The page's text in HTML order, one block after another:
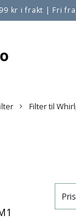
kr i frakt | Fri
Filter til
Pris